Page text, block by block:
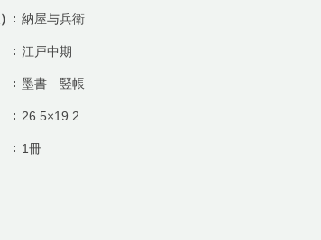
納屋与兵衛
江戸中期
墨書 竪帳
26.5×19.2
1冊